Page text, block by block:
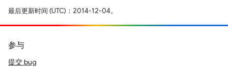
最后更新时间 (UTC)：2014-12-04。
参与
提交 bug